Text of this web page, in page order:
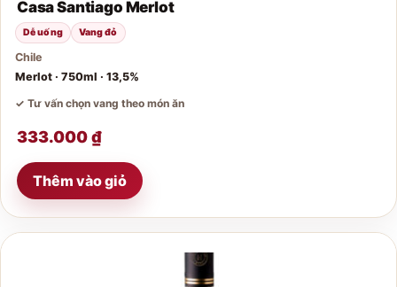
Casa Santiago Merlot
Dễ uống Vang đỏ
Chile
Merlot · 750ml · 13,5%
✓ Tư vấn chọn vang theo món ăn
333.000₫
Thêm vào giỏ